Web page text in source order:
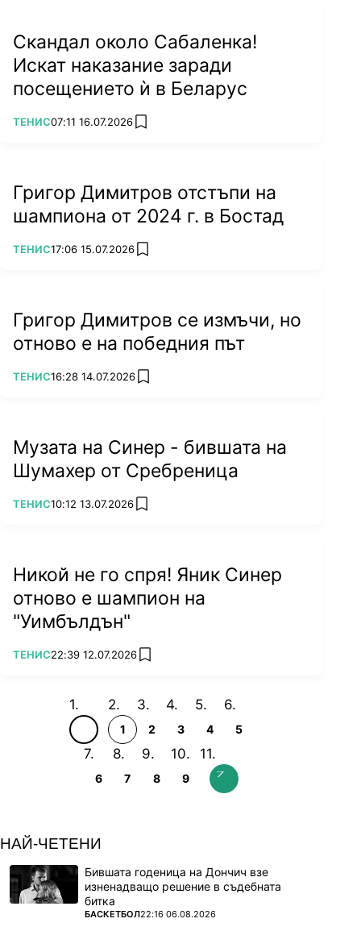
Скандал около Сабаленка!
Искат наказание заради
посещението ѝ в Беларус
ПОВЕЧЕ ОТ
ТЕНИС07:11 16.07.2026 add favorites
Григор Димитров отстъпи на
шампиона от 2024 г. в Бостад
ПОВЕЧЕ ОТ
ТЕНИС17:06 15.07.2026 add favorites
Григор Димитров се измъчи, но
отново е на победния път
ПОВЕЧЕ ОТ
ТЕНИС16:28 14.07.2026 add favorites
Музата на Синер - бившата на
Шумахер от Сребреница
ПОВЕЧЕ ОТ
ТЕНИС10:12 13.07.2026 add favorites
Никой не го спря! Яник Синер
отново е шампион на
"Уимбълдън"
ПОВЕЧЕ ОТ
ТЕНИС22:39 12.07.2026 add favorites
1 2 3 4 5
6 7 8 9
НАЙ-ЧЕТЕНИ
Бившата годеница на Дончич взе
изненадващо решение в съдебната
битка
ПОВЕЧЕ ОТ
БАСКЕТБОЛ22:16 06.08.2026